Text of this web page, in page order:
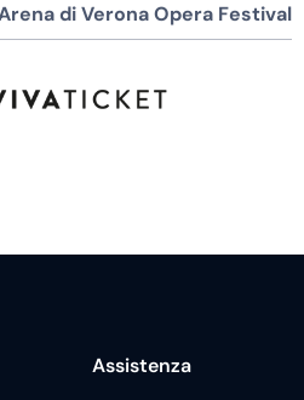
di Verona Opera Festival
Assistenza